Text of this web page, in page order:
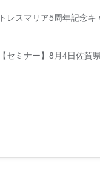
レスマリア5周年記念キ
セミナー】8月4日佐賀